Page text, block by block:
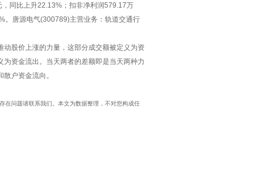
同比上升22.13%；扣非净利润579.17万
。唐源电气(300789)主营业务：轨道交通行
股价上涨的力量，这部分成交额被定义为资
资金流出。当天两者的差额即是当天两种力
户资金流向。
在问题请联系我们。本文为数据整理，不对您构成任